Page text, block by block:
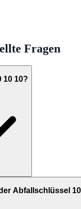
Fragen
10 10?
Abfallschlüssel